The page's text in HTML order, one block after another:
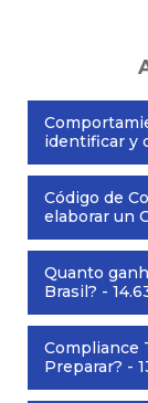
identificar y
Código de
elaborar un
Quanto
Brasil? -
Compliance
Preparar? -